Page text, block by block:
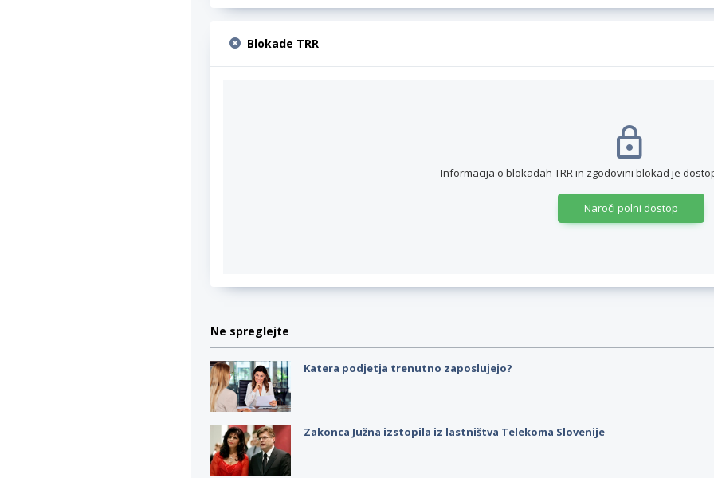
Blokade TRR
Informacija o blokadah TRR in zgodovini blokad je
Naroči polni dostop
Ne spreglejte
Katera podjetja trenutno zaposlujejo?
Zakonca Južna izstopila iz lastništva Telekoma Slovenije